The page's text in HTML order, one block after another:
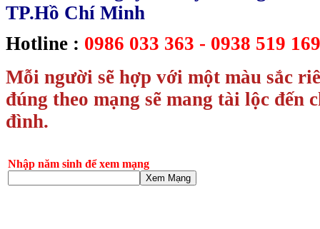
TP.Hồ Chí Minh
Hotline : 0986 033 363 - 0938 519
Mỗi người sẽ hợp với một màu sắc
đúng theo mạng sẽ mang tài lộc đến
đình.
Nhập năm sinh để xem mạng
Xem Mạng